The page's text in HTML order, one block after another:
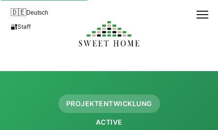
🇩🇪Deutsch
🔐Staff
PROJEKTENTWICKLUNG
ACTIVE